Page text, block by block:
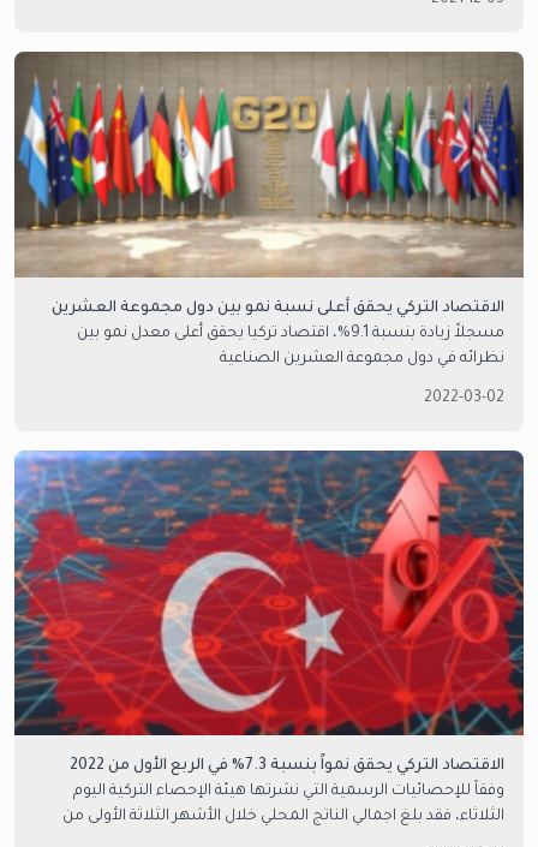
الاقتصاد التركي يحقق أعلى نسبة نمو بين دول مجموعة العشرين
مسجلاً زيادة بنسبة 9.1%، اقتصاد تركيا يحقق أعلى معدل نمو بين
نظرائه في دول مجموعة العشرين الصناعية
2022-03-02
الاقتصاد التركي يحقق نمواً بنسبة 7.3% في الربع الأول من 2022
وفقاً للإحصائيات الرسمية التي نشرتها هيئة الإحصاء التركية اليوم
الثلاثاء، فقد بلغ اجمالي الناتج المحلي خلال الأشهر الثلاثة الأولى من